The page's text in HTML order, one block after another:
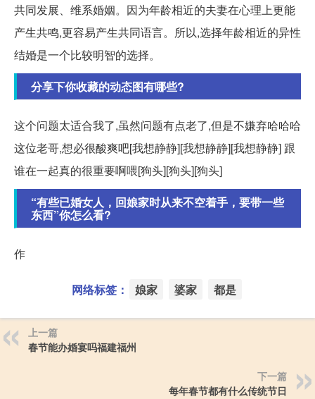
共同发展、维系婚姻。因为年龄相近的夫妻在心理上更能
产生共鸣,更容易产生共同语言。所以,选择年龄相近的异性
结婚是一个比较明智的选择。
分享下你收藏的动态图有哪些?
这个问题太适合我了,虽然问题有点老了,但是不嫌弃哈哈哈
这位老哥,想必很酸爽吧[我想静静][我想静静][我想静静] 跟
谁在一起真的很重要啊喂[狗头][狗头][狗头]
“有些已婚女人，回娘家时从来不空着手，要带一些
东西”你怎么看?
作
网络标签： 娘家 婆家 都是
上一篇
春节能办婚宴吗福建福州
下一篇
每年春节都有什么传统节日